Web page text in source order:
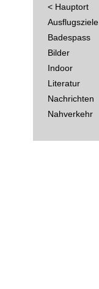
< Hauptort
Ausflugsziele
Badespass
Bilder
Indoor
Literatur
Nachrichten
Nahverkehr